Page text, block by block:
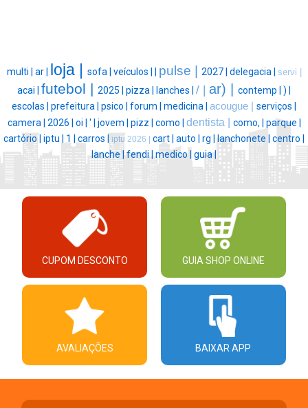
multi | ar | loja | sofa | veículos | pulse | 2027 | delegacia | servi |
acai | futebol | 2025 | pizza | lanches | / | ar) | contemp | ) |
escolas | prefeitura | psico | forum | medicina | acougue | serviços |
camera | 2026 | oi | ' | jovem | pizz | como | dentista | como, | parque |
cartório | iptu | 1 | carros | iptu 2026 | cart | auto | rg | lanchonete | centro |
lanche |fendi |medico | guia |
CUPOM DESCONTO GUIA SHOP ONLINE
AVALIAÇÕES BAIXAR APP